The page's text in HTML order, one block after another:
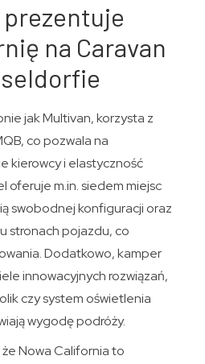
na Caravan
jak Multivan, korzysta z
co pozwala na
kierowcy i elastyczność
oferuje m.in. siedem miejsc
swobodnej konfiguracji oraz
stronach pojazdu, co
Dodatkowo, kamper
innowacyjnych rozwiązań,
czy system oświetlenia
wygodę podróży.
Nowa California to